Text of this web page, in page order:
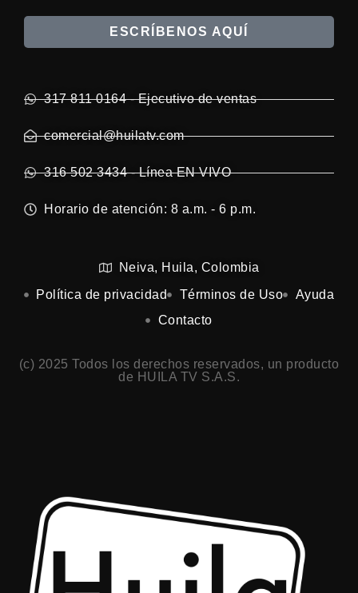
ESCRÍBENOS AQUÍ
317 811 0164 - Ejecutivo de ventas
comercial@huilatv.com
316 502 3434 - Línea EN VIVO
Horario de atención: 8 a.m. - 6 p.m.
Neiva, Huila, Colombia
Política de privacidad
Términos de Uso
Ayuda
Contacto
(c) 2025 Todos los derechos reservados, un producto
de HUILA TV S.A.S.